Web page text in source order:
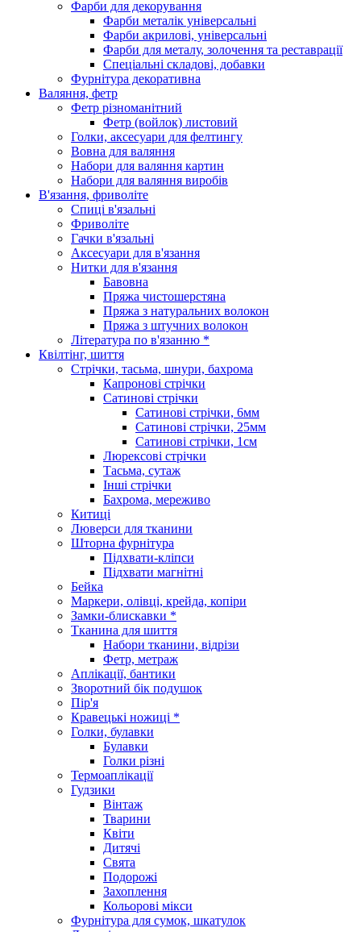
Фарби для декорування
Фарби металік універсальні
Фарби акрилові, універсальні
Фарби для металу, золочення та реставрації
Спеціальні складові, добавки
Фурнітура декоративна
Валяння, фетр
Фетр різноманітний
Фетр (войлок) листовий
Голки, аксесуари для фелтингу
Вовна для валяння
Набори для валяння картин
Набори для валяння виробів
В'язання, фриволіте
Спиці в'язальні
Фриволіте
Гачки в'язальні
Аксесуари для в'язання
Нитки для в'язання
Бавовна
Пряжа чистошерстяна
Пряжа з натуральних волокон
Пряжа з штучних волокон
Література по в'язанню *
Квілтінг, шиття
Стрічки, тасьма, шнури, бахрома
Капронові стрічки
Сатинові стрічки
Сатинові стрічки, 6мм
Сатинові стрічки, 25мм
Сатинові стрічки, 1см
Люрексові стрічки
Тасьма, сутаж
Інші стрічки
Бахрома, мереживо
Китиці
Люверси для тканини
Шторна фурнітура
Підхвати-кліпси
Підхвати магнітні
Бейка
Маркери, олівці, крейда, копіри
Замки-блискавки *
Тканина для шиття
Набори тканини, відрізи
Фетр, метраж
Аплікації, бантики
Зворотний бік подушок
Пір'я
Кравецькі ножиці *
Голки, булавки
Булавки
Голки різні
Термоаплікації
Гудзики
Вінтаж
Тварини
Квіти
Дитячі
Свята
Подорожі
Захоплення
Кольорові мікси
Фурнітура для сумок, шкатулок